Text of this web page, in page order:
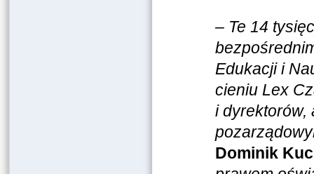
– Te 14
Edukacji i
cieniu Lex
i dyrektorów,
Dominik